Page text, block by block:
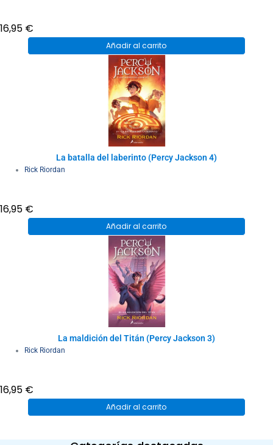
16,95 €
Añadir al carrito
La batalla del laberinto (Percy Jackson 4)
Rick Riordan
16,95 €
Añadir al carrito
La maldición del Titán (Percy Jackson 3)
Rick Riordan
16,95 €
Añadir al carrito